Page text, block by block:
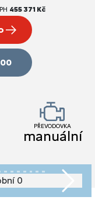
455 371 Kč
PŘEVODOVKA
manuální